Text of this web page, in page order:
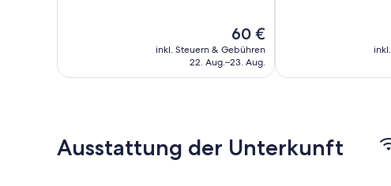
Der
Preis
beträgt
60 €
inkl. Steuern & Gebühren
22. Aug.–23. Aug.
Ausstattung der Unterkunft